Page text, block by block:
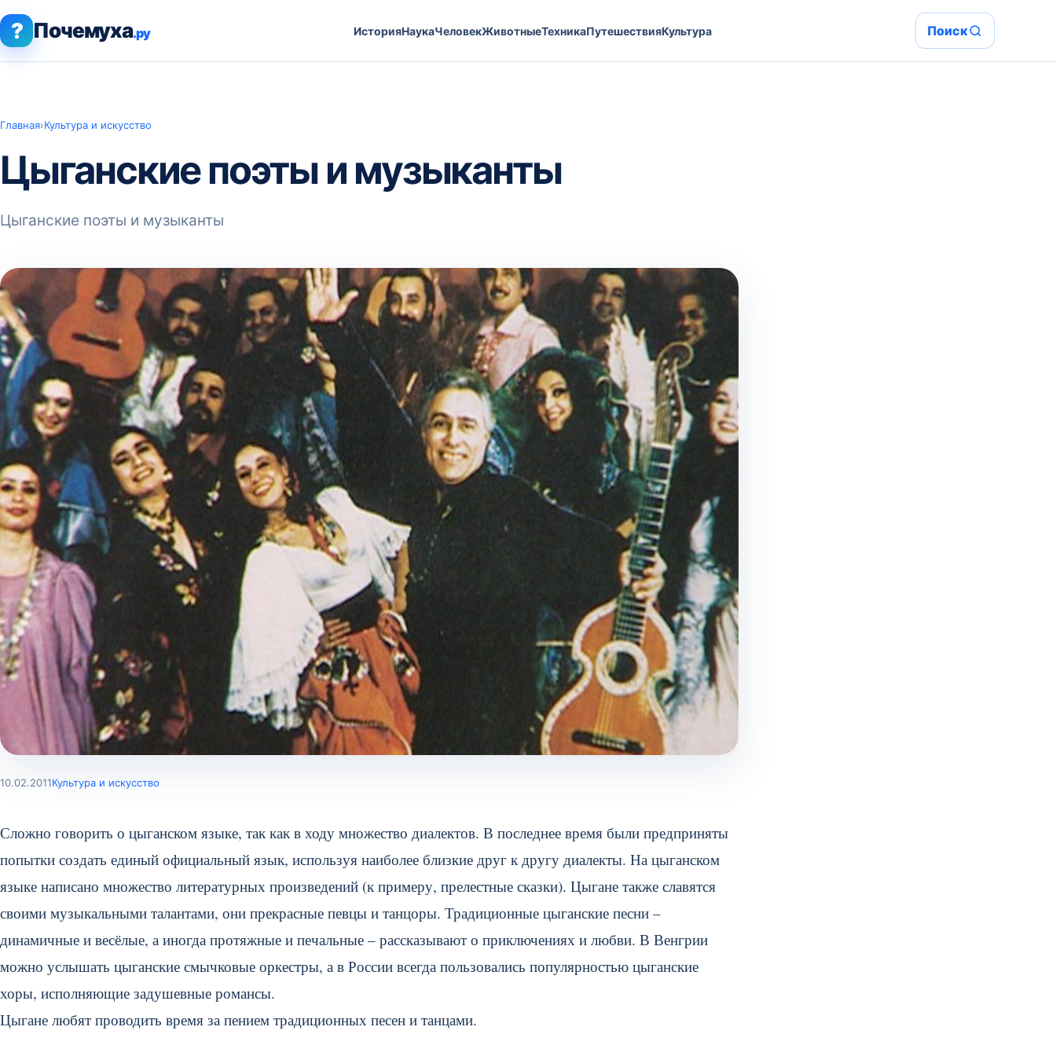
? Почемуха.ру ИсторияНаукаЧеловекЖивотныеТехникаПутешествияКультура Поиск
Главная›Культура и искусство
Цыганские поэты и музыканты
Цыганские поэты и музыканты
10.02.2011Культура и искусство
Сложно говорить о цыганском языке, так как в ходу множество диалектов. В последнее время были предприняты
попытки создать единый официальный язык, используя наиболее близкие друг к другу диалекты. На цыганском
языке написано множество литературных произведений (к примеру, прелестные сказки). Цыгане также славятся
своими музыкальными талантами, они прекрасные певцы и танцоры. Традиционные цыганские песни –
динамичные и весёлые, а иногда протяжные и печальные – рассказывают о приключениях и любви. В Венгрии
можно услышать цыганские смычковые оркестры, а в России всегда пользовались популярностью цыганские
хоры, исполняющие задушевные романсы.
Цыгане любят проводить время за пением традиционных песен и танцами.